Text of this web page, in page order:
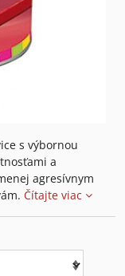
s výbornou
a
agresívnym
Čítajte viac